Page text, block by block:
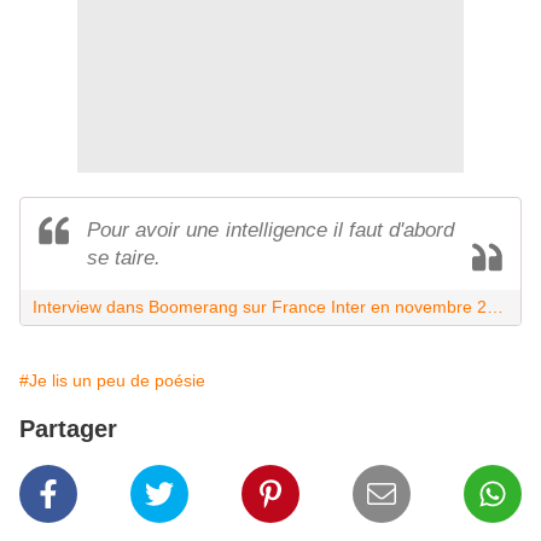
Pour avoir une intelligence il faut d'abord
se taire.
#Je lis un peu de poésie
Partager